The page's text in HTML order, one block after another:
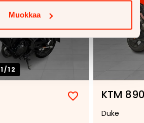
Muokkaa
1/12
Lisää
suosikiksi
Poista
suosikeista
KTM
Duke